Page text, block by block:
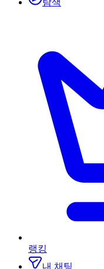
탐색
랭킹
내 채팅